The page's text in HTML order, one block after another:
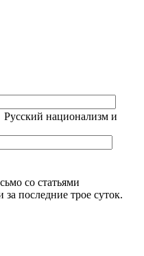
Русский национализм и
со статьями
последние трое суток.